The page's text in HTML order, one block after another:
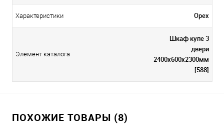
Характеристики Орех
Элемент каталога
Шкаф купе 3
двери
2400х600х2300мм
[588]
ПОХОЖИЕ ТОВАРЫ (8)